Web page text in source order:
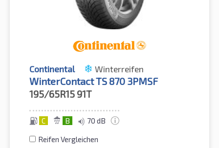
Continental Winterreifen
WinterContact TS 870 3PMSF
195/65R15 91T
C B 70 dB
Reifen Vergleichen